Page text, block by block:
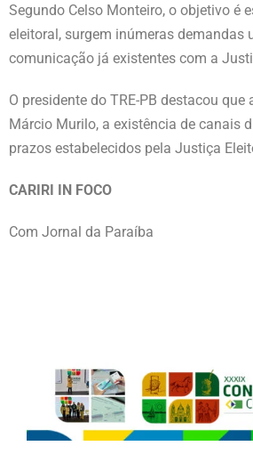
Segundo Celso Monteiro, o objetivo é
eleitoral, surgem inúmeras demandas
comunicação já existentes com a
O presidente do TRE-PB destacou
Márcio Murilo, a existência de canais
prazos estabelecidos pela Justiça
CARIRI IN FOCO
Com Jornal da Paraíba